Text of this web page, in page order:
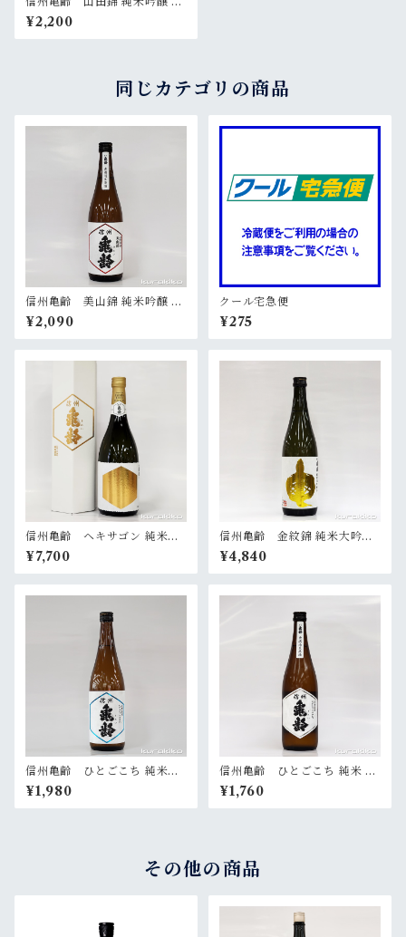
濾過生原酒 720ml
¥2,200
同じカテゴリの商品
信州亀齢 美山錦 純米吟醸 無
濾過生原酒 720ml
¥2,090
クール宅急便
¥275
信州亀齢 ヘキサゴン 純米大
吟醸 720ml
¥7,700
信州亀齢 金紋錦 純米大吟醸
720ml
¥4,840
信州亀齢 ひとごこち 純米吟
醸 720ml
¥1,980
信州亀齢 ひとごこち 純米 無
濾過生原酒 720ml
¥1,760
その他の商品